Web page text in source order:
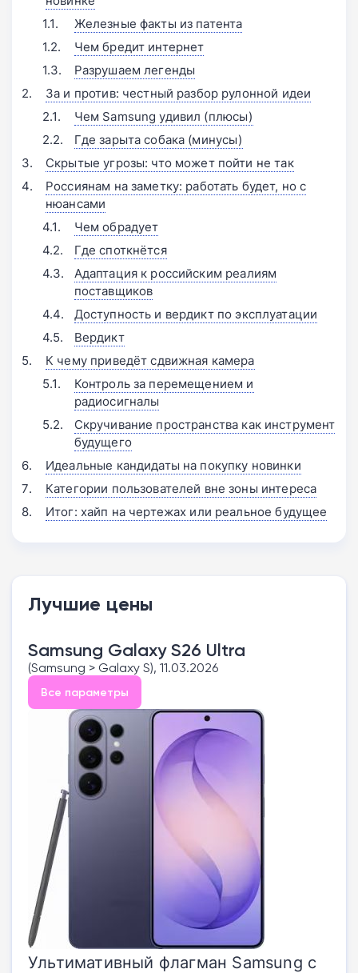
Железные факты из патента
Чем бредит интернет
Разрушаем легенды
За и против: честный разбор рулонной идеи
Чем Samsung удивил (плюсы)
Где зарыта собака (минусы)
Скрытые угрозы: что может пойти не так
Россиянам на заметку: работать будет, но с
нюансами
Чем обрадует
Где споткнётся
Адаптация к российским реалиям
поставщиков
Доступность и вердикт по эксплуатации
Вердикт
К чему приведёт сдвижная камера
Контроль за перемещением и
радиосигналы
Скручивание пространства как инструмент
будущего
Идеальные кандидаты на покупку новинки
Категории пользователей вне зоны интереса
Итог: хайп на чертежах или реальное будущее
Лучшие цены
Samsung Galaxy S26 Ultra
(Samsung > Galaxy S), 11.03.2026
Все параметры
Ультимативный флагман Samsung с